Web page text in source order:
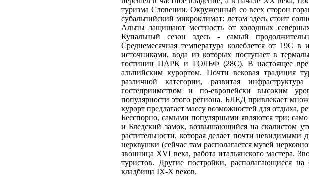
туризма Словении. Окруженный со всех сторон
субальпийский микроклимат: летом здесь стоит
Альпы защищают местность от холодных
Купальный сезон здесь - самый
Среднемесячная температура колеблется от
источниками, вода из которых поступает в
гостиниц ПАРК и ГОЛЬФ (28С). В настоящее
альпийским курортом. Почти вековая традиция
различной категории, развитая
гостеприимством и по-европейски высоким
популярности этого региона. БЛЕД привлекает
курорт предлагает массу возможностей для отдыха,
Бесспорно, самыми популярными являются три:
и Бледский замок, возвышающийся на скалистом
растительности, которая делает почти
церквушки (сейчас там располагается музей
звонница XVI века, работа итальянского мастера.
туристов. Другие постройки, располагающиеся
кладбища IX-X веков.